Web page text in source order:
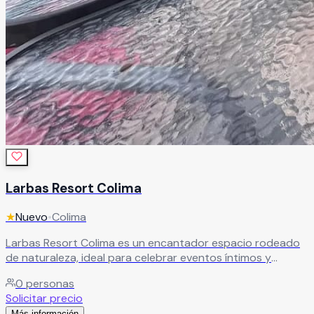
Larbas Resort Colima
★Nuevo•Colima
Larbas Resort Colima es un encantador espacio rodeado
de naturaleza, ideal para celebrar eventos íntimos y
belleza natural. El recinto cuenta con dos terrazas con
impresionantes vistas hacia árboles y montañas, creando
0 personas
Solicitar precio